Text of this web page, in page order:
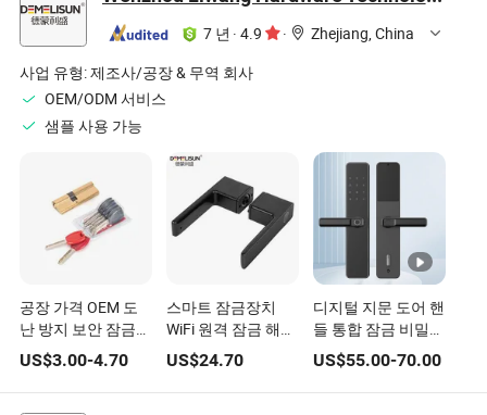
7 년 · 4.9 ·
Zhejiang, China
사업 유형:제조사/공장 & 무역 회사
OEM/ODM 서비스
샘플 사용 가능
공장 가격 OEM 도
난 방지 보안 잠금
실린더 문 하드웨어
구리 모티스 도어 잠
금
US$3.00-4.70
스마트 잠금장치
WiFi 원격 잠금 해제
키 없는 출입 디지털
비밀번호 방수 생체
인식 지문 도어 잠금
US$24.70
디지털 지문 도어 핸
들 통합 잠금 비밀번
호 출입 전원 절약
키리스 스마트 잠금
장치
US$55.00-70.00